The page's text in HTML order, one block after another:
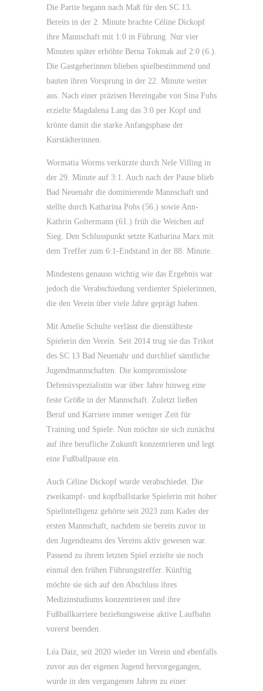
Die Partie begann nach Maß für den SC 13.
Bereits in der 2. Minute brachte Céline Dickopf
ihre Mannschaft mit 1:0 in Führung. Nur vier
Minuten später erhöhte Berna Tokmak auf 2:0 (6.).
Die Gastgeberinnen blieben spielbestimmend und
bauten ihren Vorsprung in der 22. Minute weiter
aus. Nach einer präzisen Hereingabe von Sina Fuhs
erzielte Magdalena Lang das 3:0 per Kopf und
krönte damit die starke Anfangsphase der
Kurstädterinnen.
Wormatia Worms verkürzte durch Nele Villing in
der 29. Minute auf 3:1. Auch nach der Pause blieb
Bad Neuenahr die dominierende Mannschaft und
stellte durch Katharina Pohs (56.) sowie Ann-
Kathrin Goltermann (61.) früh die Weichen auf
Sieg. Den Schlusspunkt setzte Katharina Marx mit
dem Treffer zum 6:1-Endstand in der 88. Minute.
Mindestens genauso wichtig wie das Ergebnis war
jedoch die Verabschiedung verdienter Spielerinnen,
die den Verein über viele Jahre geprägt haben.
Mit Amelie Schulte verlässt die dienstälteste
Spielerin den Verein. Seit 2014 trug sie das Trikot
des SC 13 Bad Neuenahr und durchlief sämtliche
Jugendmannschaften. Die kompromisslose
Defensivspezialistin war über Jahre hinweg eine
feste Größe in der Mannschaft. Zuletzt ließen
Beruf und Karriere immer weniger Zeit für
Training und Spiele. Nun möchte sie sich zunächst
auf ihre berufliche Zukunft konzentrieren und legt
eine Fußballpause ein.
Auch Céline Dickopf wurde verabschiedet. Die
zweikampf- und kopfballstarke Spielerin mit hoher
Spielintelligenz gehörte seit 2023 zum Kader der
ersten Mannschaft, nachdem sie bereits zuvor in
den Jugendteams des Vereins aktiv gewesen war.
Passend zu ihrem letzten Spiel erzielte sie noch
einmal den frühen Führungstreffer. Künftig
möchte sie sich auf den Abschluss ihres
Medizinstudiums konzentrieren und ihre
Fußballkarriere beziehungsweise aktive Laufbahn
vorerst beenden.
Léa Daiz, seit 2020 wieder im Verein und ebenfalls
zuvor aus der eigenen Jugend hervorgegangen,
wurde in den vergangenen Jahren zu einer